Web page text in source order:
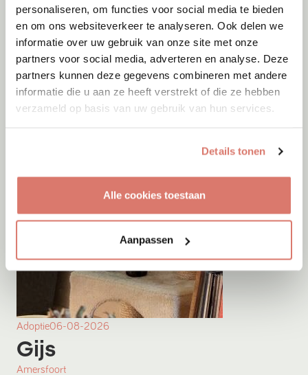
personaliseren, om functies voor social media te bieden
en om ons websiteverkeer te analyseren. Ook delen we
informatie over uw gebruik van onze site met onze
partners voor social media, adverteren en analyse. Deze
partners kunnen deze gegevens combineren met andere
informatie die u aan ze heeft verstrekt of die ze hebben
verzameld op basis van uw gebruik van hun services.
Details tonen
Alle cookies toestaan
Aanpassen
Adoptie06-08-2026
Gijs
Amersfoort